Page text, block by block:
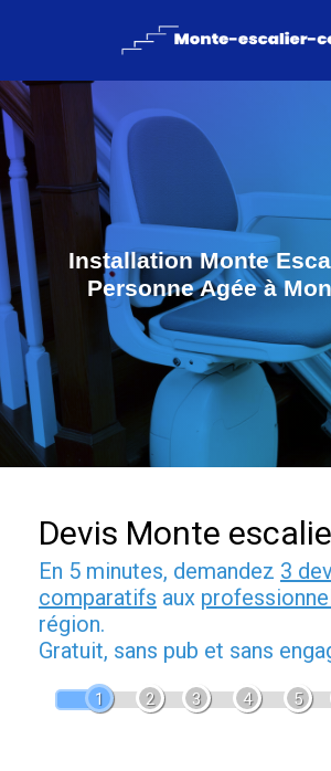
Installation Monte
Personne Agée à
Devis Monte
En 5 minutes, demandez 3
comparatifs aux
région.
Gratuit, sans pub et sans
1 2 3 4 5